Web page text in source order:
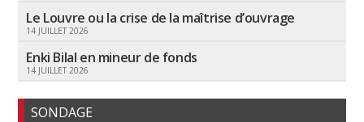
Le Louvre ou la crise de la maîtrise d’ouvrage
14 JUILLET 2026
Enki Bilal en mineur de fonds
14 JUILLET 2026
SONDAGE